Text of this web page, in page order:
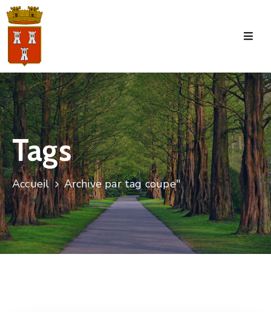
Accueil
La
Commune
Tourisme
Manifestations
Vie
Municipale
Services
Jeunesse
Tags
Accueil Archive par tag coupe"